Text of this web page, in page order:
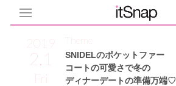
2019
2.1
Fri
SNIDELのポケットファー
コートの可愛さで冬の
ディナーデートの準備万端♡
Theme